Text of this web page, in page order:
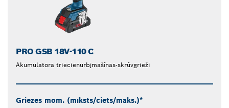
PRO GSB 18V-110 C
Akumulatora triecienurbjmašīnas-skrūvgrieži
Griezes mom. (mīksts/ciets/maks.)*